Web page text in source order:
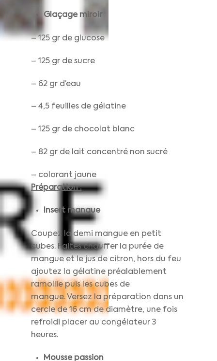
Glaçage miroir
– 125 gr de glucose
– 125 gr de sucre
– 62 gr d’eau
– 4,5 feuilles de gélatine
– 125 gr de chocolat blanc
– 82 gr de lait concentré non sucré
– colorant jaune
Préparation :
Insert mangue
Coupez la demi mangue en petit
cubes. Faites chauffer la purée de
mangue et le jus de citron, hors du feu
ajoutez la gélatine préalablement
ramollie puis les cubes de
mangue. Versez la préparation dans un
cercle de 16 cm de diamètre, une fois
refroidi placer au congélateur 3
heures.
Mousse passion